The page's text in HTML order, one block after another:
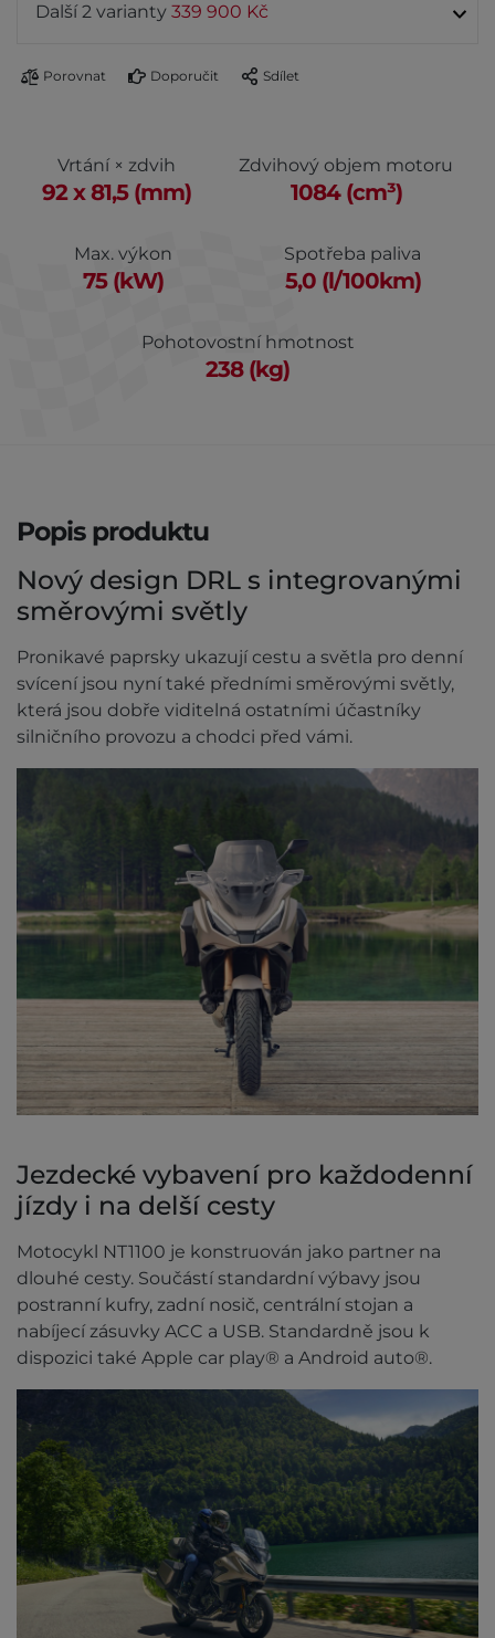
Další 2 varianty 339 900 Kč
Porovnat Doporučit Sdílet
Vrtání × zdvih
92 x 81,5 (mm)
Zdvihový objem motoru
1084 (cm³)
Max. výkon
75 (kW)
Spotřeba paliva
5,0 (l/100km)
Pohotovostní hmotnost
238 (kg)
Popis produktu
Nový design DRL s integrovanými
směrovými světly
Pronikavé paprsky ukazují cestu a světla pro denní
svícení jsou nyní také předními směrovými světly,
která jsou dobře viditelná ostatními účastníky
silničního provozu a chodci před vámi.
Jezdecké vybavení pro každodenní
jízdy i na delší cesty
Motocykl NT1100 je konstruován jako partner na
dlouhé cesty. Součástí standardní výbavy jsou
postranní kufry, zadní nosič, centrální stojan a
nabíjecí zásuvky ACC a USB. Standardně jsou k
dispozici také Apple car play® a Android auto®.